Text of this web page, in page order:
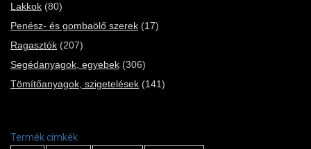
Lakkok (80)
Penész- és gombaölő szerek (17)
Ragasztók (207)
Segédanyagok, egyebek (306)
Tömítőanyagok, szigetelések (141)
Termék címkék